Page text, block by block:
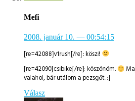
Mefi
2008. január 10. — 00:54:15
[re=42088]v1rush[/re]: köszi!
[re=42090]csibike[/re]: köszönöm.
valahol, bár utálom a pezsgőt. :]
Válasz